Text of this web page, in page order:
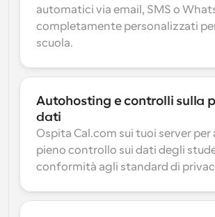
automatici via email, SMS o
completamente personalizzati
scuola.
Autohosting e controlli sulla
dati
Ospita Cal.com sui tuoi server per
pieno controllo sui dati degli
conformità agli standard di